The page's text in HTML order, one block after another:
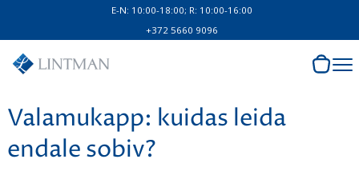
E-N: 10:00-18:00; R: 10:00-16:00
+372 5660 9096
Valamukapp: kuidas leida
endale sobiv?